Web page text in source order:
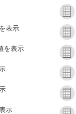
表示
を表示
示